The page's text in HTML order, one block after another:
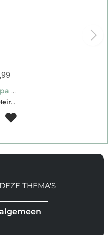
Europa in woelig water
Rob Heirbaut-Hendrik Vos
THEMA'S